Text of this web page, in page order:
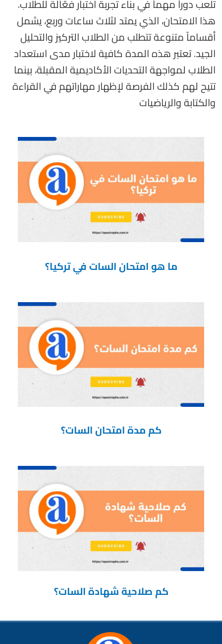
تلعب دوراً مهماً في بناء تجربة اختبار فعّالة للطلاب.
هذا الامتحان، الذي يمتد لثلاث ساعات وربع، يشمل
أقساماً متنوعة تتطلب من الطلاب التركيز والتحليل
الجيد. تعتبر هذه المدة كافية لاختبار مدى استعداد
الطلاب لمواجهة التحديات الأكاديمية المقبلة، بينما
تتيح لهم كذلك الفرصة لإظهار مهاراتهم في القراءة
والكتابة والرياضيات
ما هو امتحان السات في تركيا؟
كم مدة امتحان السات؟
كم صلاحية شهادة السات؟